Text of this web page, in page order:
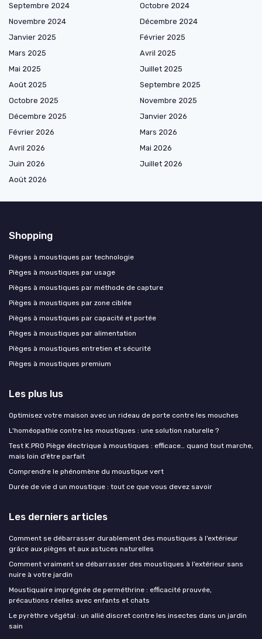
Septembre 2024
Octobre 2024
Novembre 2024
Décembre 2024
Janvier 2025
Février 2025
Mars 2025
Avril 2025
Mai 2025
Juillet 2025
Août 2025
Septembre 2025
Octobre 2025
Novembre 2025
Décembre 2025
Janvier 2026
Février 2026
Mars 2026
Avril 2026
Mai 2026
Juin 2026
Juillet 2026
Août 2026
Shopping
Pièges à moustiques par technologie
Pièges à moustiques par usage
Pièges à moustiques par méthode de capture
Pièges à moustiques par zone ciblée
Pièges à moustiques par capacité et portée
Pièges à moustiques par alimentation
Pièges à moustiques entretien et sécurité
Pièges à moustiques premium
Les plus lus
Optimisez votre maison avec un rideau de porte contre les mouches
L'homéopathie contre les moustiques : une solution naturelle ?
Test K.PRO Piège électrique à moustiques : efficace… quand tout marche,
mais loin d’être parfait
Comprendre le phénomène du moustique vert
Durée de vie d un moustique : tout ce que vous devez savoir
Les derniers articles
Comment se débarrasser durablement des moustiques à l’extérieur
grâce aux pièges et aux astuces naturelles
Comment vraiment se débarrasser des moustiques à l’extérieur sans
nuire à votre jardin
Moustiquaire imprégnée de perméthrine : efficacité prouvée,
précautions réelles avec enfants et chats
Le pyrèthre végétal : un allié discret contre les insectes dans un jardin
sain